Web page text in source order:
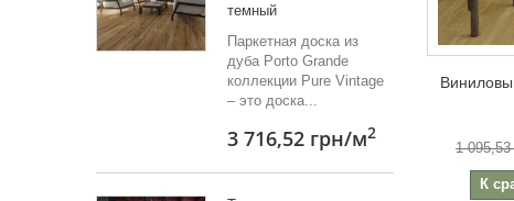
темный
Паркетная доска из
дуба Porto Grande
коллекции Pure Vintage
– это доска...
3 716,52 грн/м2
1
К